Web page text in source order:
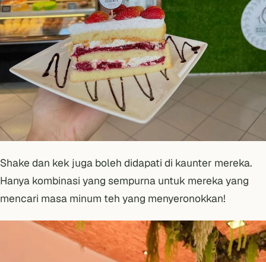
Shake dan kek juga boleh didapati di kaunter mereka.
Hanya kombinasi yang sempurna untuk mereka yang
mencari masa minum teh yang menyeronokkan!